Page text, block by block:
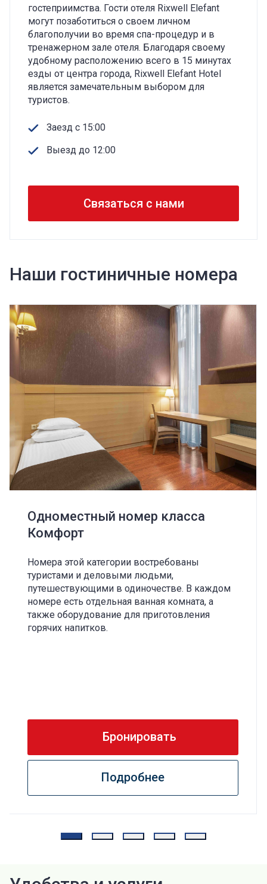
гостеприимства. Гости отеля Rixwell Elefant
могут позаботиться о своем личном
благополучии во время спа-процедур и в
тренажерном зале отеля. Благодаря своему
удобному расположению всего в 15 минутах
езды от центра города, Rixwell Elefant Hotel
является замечательным выбором для
туристов.
Заезд с 15:00
Выезд до 12:00
Связаться с нами
Наши гостиничные номера
Одноместный номер класса
Комфорт
Номера этой категории востребованы
туристами и деловыми людьми,
путешествующими в одиночестве. В каждом
номере есть отдельная ванная комната, а
также оборудование для приготовления
горячих напитков.
Бронировать
Подробнее